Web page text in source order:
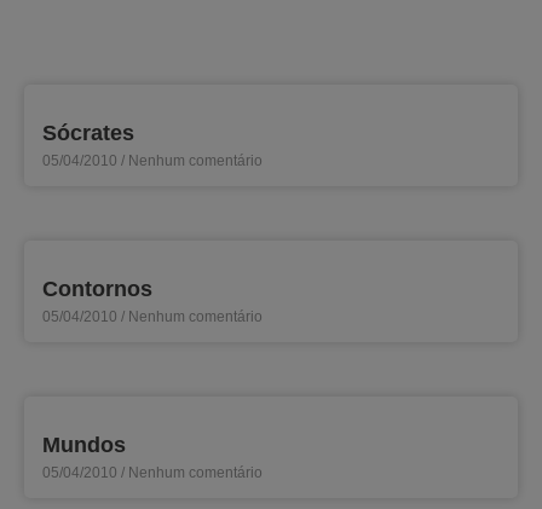
Sócrates
05/04/2010 Nenhum comentário
Contornos
05/04/2010 Nenhum comentário
Mundos
05/04/2010 Nenhum comentário